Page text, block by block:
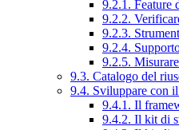
9.2.1. Feature
9.2.2.
9.2.3.
9.2.4.
9.2.5.
9.3. Catalogo del
9.4. Sviluppare con
9.4.1. Il
9.4.2. Il kit di